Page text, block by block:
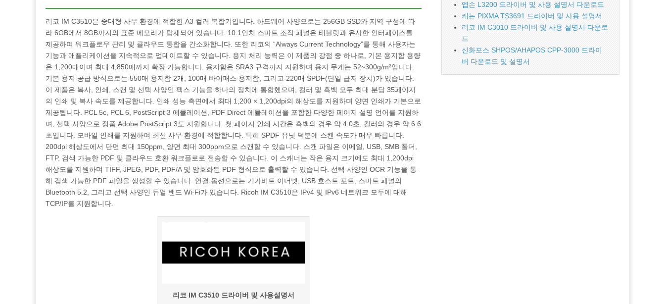
리코 IM C3510은 중대형 사무 환경에 적합한 A3 컬러 복합기입니다. 하드웨어 사양으로는 256GB SSD와 지역 구성에 따
라 6GB에서 8GB까지의 표준 메모리가 탑재되어 있습니다. 10.1인치 스마트 조작 패널은 태블릿과 유사한 인터페이스를
제공하여 워크플로우 관리 및 클라우드 통합을 간소화합니다. 또한 리코의 “Always Current Technology”를 통해 사용자는
기능과 애플리케이션을 지속적으로 업데이트할 수 있습니다. 용지 처리 능력은 이 제품의 강점 중 하나로, 기본 용지함 용량
은 1,200매이며 최대 4,850매까지 확장 가능합니다. 용지함은 SRA3 규격까지 지원하며 용지 무게는 52~300g/m²입니다.
기본 용지 공급 방식으로는 550매 용지함 2개, 100매 바이패스 용지함, 그리고 220매 SPDF(단일 급지 장치)가 있습니다.
이 제품은 복사, 인쇄, 스캔 및 선택 사양인 팩스 기능을 하나의 장치에 통합했으며, 컬러 및 흑백 모두 최대 분당 35페이지
의 인쇄 및 복사 속도를 제공합니다. 인쇄 성능 측면에서 최대 1,200 × 1,200dpi의 해상도를 지원하며 양면 인쇄가 기본으로
제공됩니다. PCL 5c, PCL 6, PostScript 3 에뮬레이션, PDF Direct 에뮬레이션을 포함한 다양한 페이지 설명 언어를 지원하
며, 선택 사양으로 정품 Adobe PostScript 3도 지원합니다. 첫 페이지 인쇄 시간은 흑백의 경우 약 4.0초, 컬러의 경우 약 6.6
초입니다. 모바일 인쇄를 지원하여 최신 사무 환경에 적합합니다. 특히 SPDF 유닛 덕분에 스캔 속도가 매우 빠릅니다.
200dpi 해상도에서 단면 최대 150ppm, 양면 최대 300ppm으로 스캔할 수 있습니다. 스캔 파일은 이메일, USB, SMB 폴더,
FTP, 검색 가능한 PDF 및 클라우드 호환 워크플로로 전송할 수 있습니다. 이 스캐너는 작은 용지 크기에도 최대 1,200dpi
해상도를 지원하며 TIFF, JPEG, PDF, PDF/A 및 암호화된 PDF 형식으로 출력할 수 있습니다. 선택 사양인 OCR 기능을 통
해 검색 가능한 PDF 파일을 생성할 수 있습니다. 연결 옵션으로는 기가비트 이더넷, USB 호스트 포트, 스마트 패널의
Bluetooth 5.2, 그리고 선택 사양인 듀얼 밴드 Wi-Fi가 있습니다. Ricoh IM C3510은 IPv4 및 IPv6 네트워크 모두에 대해
TCP/IP를 지원합니다.
리코 IM C3510 드라이버 및 사용설명서
엡손 L3200 드라이버 및 사용 설명서 다운로드
캐논 PIXMA TS3691 드라이버 및 사용 설명서
리코 IM C3010 드라이버 및 사용 설명서 다운로
드
신화포스 SHPOS/AHAPOS CPP-3000 드라이
버 다운로드 및 설명서